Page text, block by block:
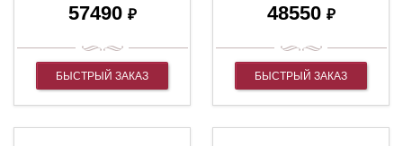
57490 ₽
БЫСТРЫЙ ЗАКАЗ
48550 ₽
БЫСТРЫЙ ЗАКАЗ